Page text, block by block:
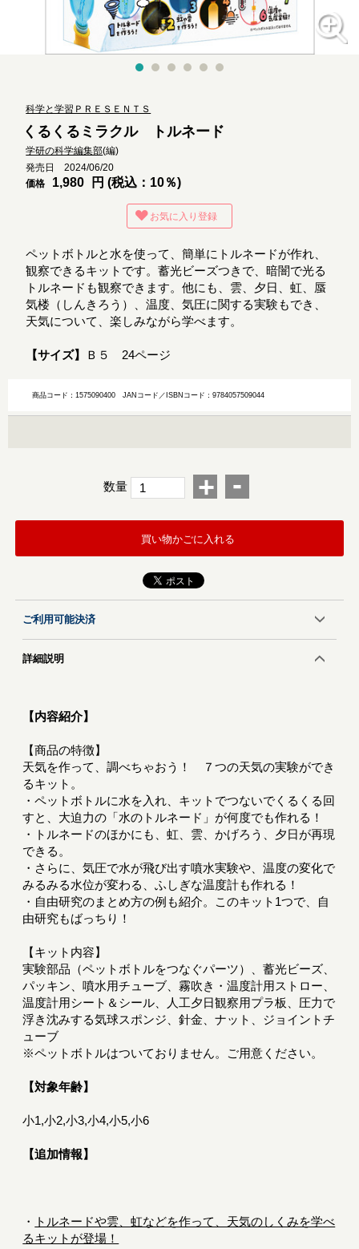
科学と学習ＰＲＥＳＥＮＴＳ
くるくるミラクル トルネード
学研の科学編集部(編)
発売日 2024/06/20
価格
1,980 円 (税込：10％)
お気に入り登録
ペットボトルと水を使って、簡単にトルネードが作れ、
観察できるキットです。蓄光ビーズつきで、暗闇で光る
トルネードも観察できます。他にも、雲、夕日、虹、蜃
気楼（しんきろう）、温度、気圧に関する実験もでき、
天気について、楽しみながら学べます。
【サイズ】 Ｂ５ 24ページ
商品コード：1575090400JANコード／ISBNコード：9784057509044
数量 + -
買い物かごに入れる
ご利用可能決済
詳細説明
【内容紹介】
【商品の特徴】
天気を作って、調べちゃおう！ ７つの天気の実験ができ
るキット。
・ペットボトルに水を入れ、キットでつないでくるくる回
すと、大迫力の「水のトルネード」が何度でも作れる！
・トルネードのほかにも、虹、雲、かげろう、夕日が再現
できる。
・さらに、気圧で水が飛び出す噴水実験や、温度の変化で
みるみる水位が変わる、ふしぎな温度計も作れる！
・自由研究のまとめ方の例も紹介。このキット1つで、自
由研究もばっちり！
【キット内容】
実験部品（ペットボトルをつなぐパーツ）、蓄光ビーズ、
パッキン、噴水用チューブ、霧吹き・温度計用ストロー、
温度計用シート＆シール、人工夕日観察用プラ板、圧力で
浮き沈みする気球スポンジ、針金、ナット、ジョイントチ
ューブ
※ペットボトルはついておりません。ご用意ください。
【対象年齢】
小1,小2,小3,小4,小5,小6
【追加情報】
・
トルネードや雲、虹などを作って、天気のしくみを学べ
るキットが登場！